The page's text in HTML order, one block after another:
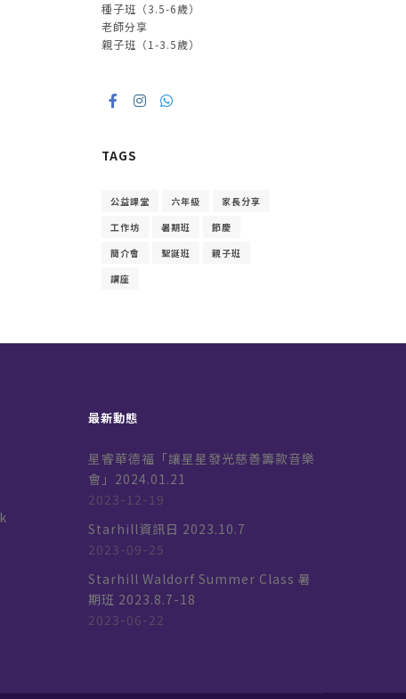
種子班（3.5-6歲）
老師分享
親子班（1-3.5歲）
TAGS
公益課堂 六年級
家長分享
工作坊
暑期班
節慶
簡介會
聖誕班
親子班
講座
最新動態
星睿華德福「讓星星發光慈善籌款音樂
會」2024.01.21
2023-12-19
Starhill資訊日 2023.10.7
2023-09-25
Starhill Waldorf Summer Class 暑
期班 2023.8.7-18
2023-06-22